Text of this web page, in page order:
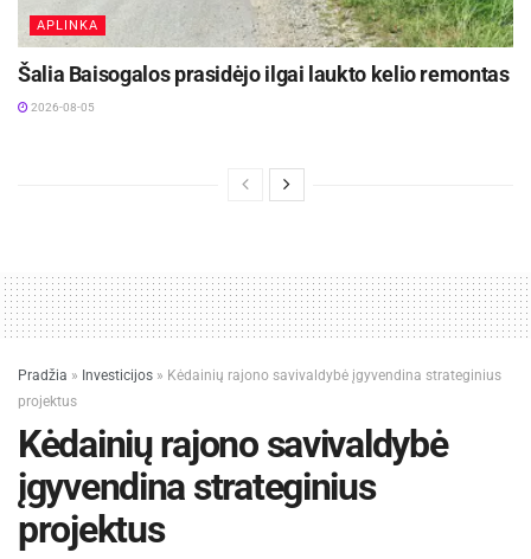
APLINKA
Šalia Baisogalos prasidėjo ilgai laukto kelio remontas
2026-08-05
Pradžia » Investicijos » Kėdainių rajono savivaldybė įgyvendina strateginius
projektus
Kėdainių rajono savivaldybė
įgyvendina strateginius
projektus